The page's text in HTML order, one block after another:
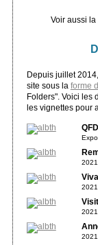
Voir aussi la
Depuis juillet
site sous la forme
Folders". Voici les
les vignettes pour
Expo
2021
2021
2021
2021